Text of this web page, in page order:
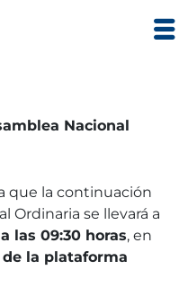
Nacional
que la continuación
Ordinaria se llevará a
las 09:30 horas, en
la plataforma